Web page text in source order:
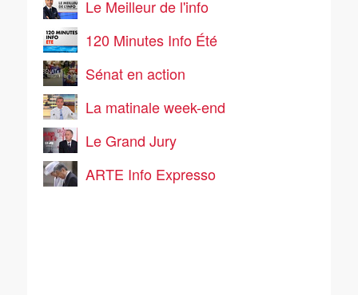
Le Meilleur de l'info
120 Minutes Info Été
Sénat en action
La matinale week-end
Le Grand Jury
ARTE Info Expresso